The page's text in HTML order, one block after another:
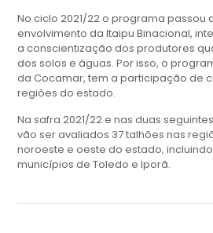
No ciclo 2021/22 o programa passou
envolvimento da Itaipu Binacional,
a conscientização dos produtores
dos solos e águas. Por isso, o
da Cocamar, tem a participação de
regiões do estado.
Na safra 2021/22 e nas duas
vão ser avaliados 37 talhões nas
noroeste e oeste do estado,
municípios de Toledo e Iporã.